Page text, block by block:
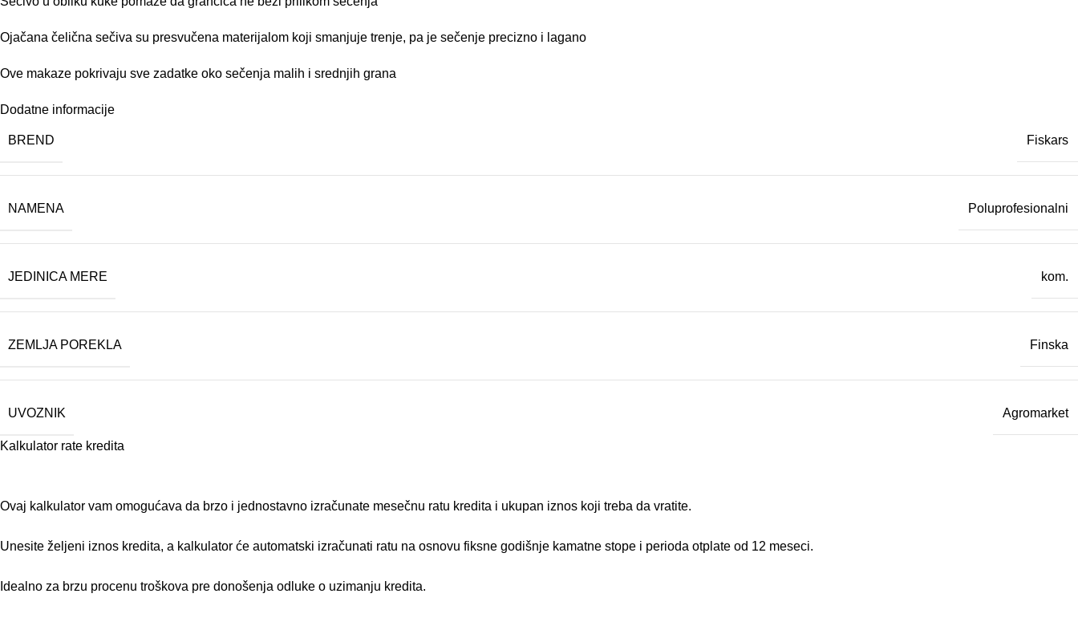
Ojačana čelična sečiva su presvučena materijalom koji smanjuje trenje, pa je sečenje precizno i lagano
Ove makaze pokrivaju sve zadatke oko sečenja malih i srednjih grana
Dodatne informacije
BREND Fiskars
NAMENA Poluprofesionalni
JEDINICA MERE kom.
ZEMLJA POREKLA Finska
UVOZNIK Agromarket
Kalkulator rate kredita
Ovaj kalkulator vam omogućava da brzo i jednostavno izračunate mesečnu ratu kredita i ukupan iznos koji treba da vratite.
Unesite željeni iznos kredita, a kalkulator će automatski izračunati ratu na osnovu fiksne godišnje kamatne stope i perioda otplate od 12 meseci.
Idealno za brzu procenu troškova pre donošenja odluke o uzimanju kredita.